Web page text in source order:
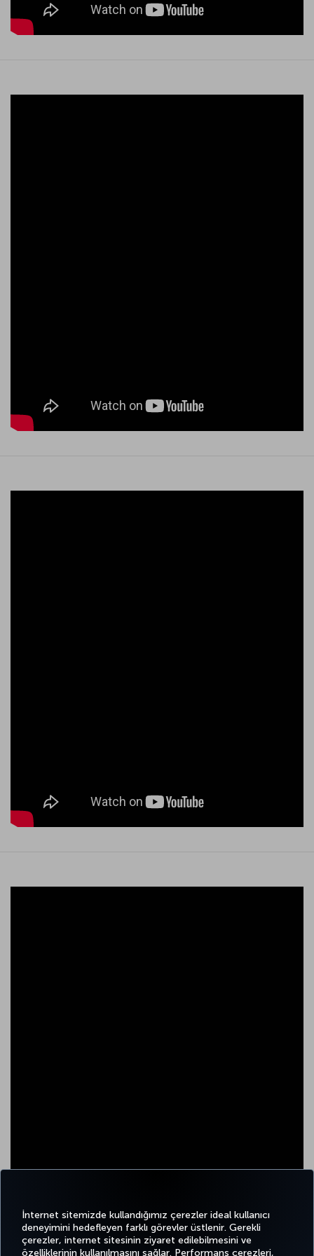
İnternet sitemizde kullandığımız çerezler ideal kullanıcı
deneyimini hedefleyen farklı görevler üstlenir. Gerekli
çerezler, internet sitesinin ziyaret edilebilmesini ve
özelliklerinin kullanılmasını sağlar. Performans çerezleri,